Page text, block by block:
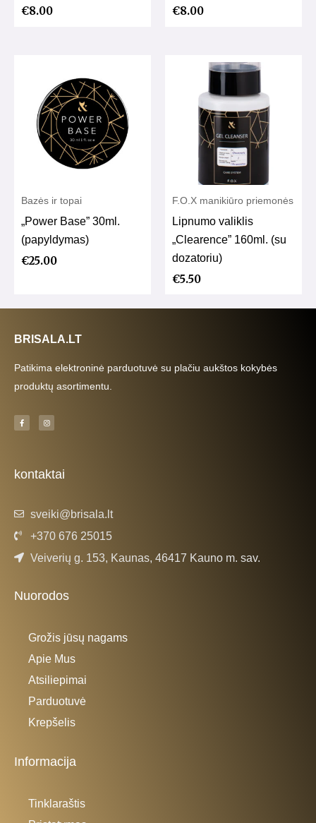
€8.00 €8.00
Bazės ir topai
„Power Base” 30ml.
(papyldymas)
€25.00
F.O.X manikiūro priemonės
Lipnumo valiklis
„Clearence” 160ml. (su
dozatoriu)
€5.50
BRISALA.LT
Patikima elektroninė parduotuvė su plačiu aukštos kokybės
produktų asortimentu.
F
a
c
-
f
I
n
s
m
kontaktai
sveiki@brisala.lt
+370 676 25015
Veiverių g. 153, Kaunas, 46417 Kauno m. sav.
Nuorodos
Grožis jūsų nagams
Apie Mus
Atsiliepimai
Parduotuvė
Krepšelis
Informacija
Tinklaraštis